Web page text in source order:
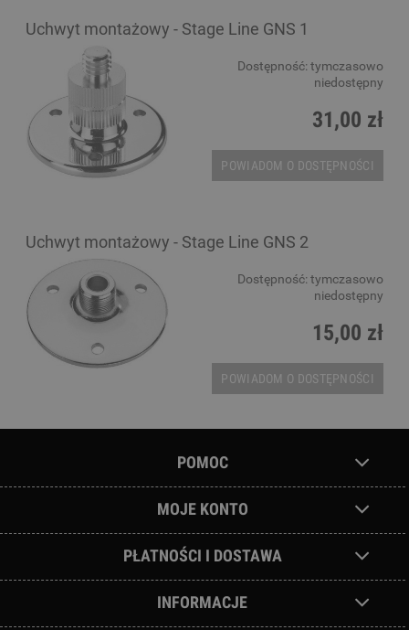
Uchwyt montażowy - Stage Line GNS 1
Dostępność: tymczasowo
niedostępny
31,00 zł
POWIADOM O DOSTĘPNOŚCI
Uchwyt montażowy - Stage Line GNS 2
Dostępność: tymczasowo
niedostępny
15,00 zł
POWIADOM O DOSTĘPNOŚCI
POMOC
MOJE KONTO
PŁATNOŚCI I DOSTAWA
INFORMACJE